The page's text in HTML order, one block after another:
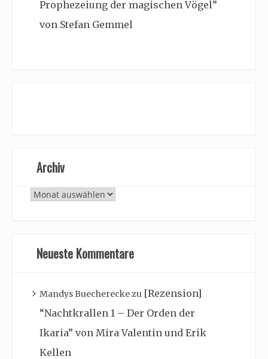
Prophezeiung der magischen Vögel”
von Stefan Gemmel
Archiv
Archiv
Neueste Kommentare
Mandys Buechereckezu [Rezension]
“Nachtkrallen 1 – Der Orden der
Ikaria” von Mira Valentin und Erik
Kellen